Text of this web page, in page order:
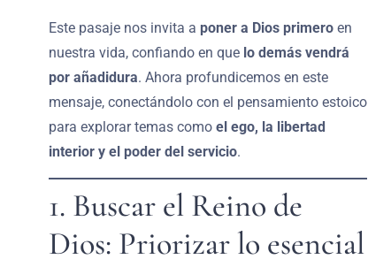
Este pasaje nos invita a poner a Dios primeroen
nuestra vida, confiando en que lo demás vendrá
por añadidura. Ahora profundicemos en este
mensaje, conectándolo con el pensamiento estoico
para explorar temas como el ego, la libertad
interior y el poder del servicio.
1. Buscar el Reino de
Dios: Priorizar lo esencial